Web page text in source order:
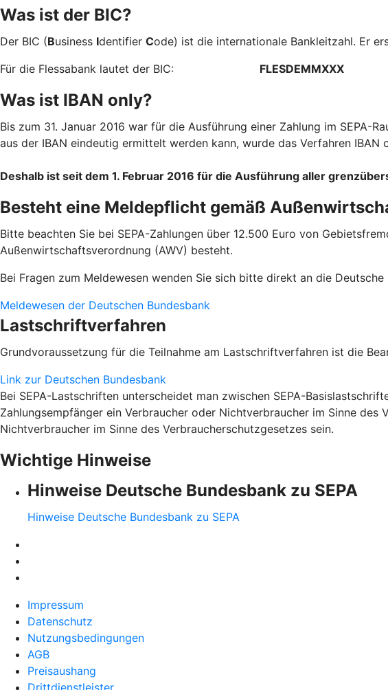
Was ist der BIC?
Der BIC (Business Identifier Code) ist die internationale Bankleitzahl. Er
Für die Flessabank lautet der BIC: FLESDEMMXXX
Was ist IBAN only?
Bis zum 31. Januar 2016 war für die Ausführung einer Zahlung im
aus der IBAN eindeutig ermittelt werden kann, wurde das Verfahren IBAN
Deshalb ist seit dem 1. Februar 2016 für die Ausführung aller
Besteht eine Meldepflicht gemäß
Bitte beachten Sie bei SEPA-Zahlungen über 12.500 Euro von
Außenwirtschaftsverordnung (AWV) besteht.
Bei Fragen zum Meldewesen wenden Sie sich bitte direkt an die Deutsche
Meldewesen der Deutschen Bundesbank
Lastschriftverfahren
Grundvoraussetzung für die Teilnahme am Lastschriftverfahren ist die
Link zur Deutschen Bundesbank
Bei SEPA-Lastschriften unterscheidet man zwischen SEPA-
Zahlungsempfänger ein Verbraucher oder Nichtverbraucher im Sinne des
Nichtverbraucher im Sinne des Verbraucherschutzgesetzes sein.
Wichtige Hinweise
Hinweise Deutsche Bundesbank zu SEPA
Hinweise Deutsche Bundesbank zu SEPA
Impressum
Datenschutz
Nutzungsbedingungen
AGB
Preisaushang
Drittdienstleister